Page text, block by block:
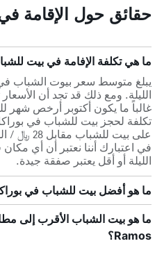
حقائق حول الإقامة
ما هي تكلفة الإفامة في بيت
الليلة. ومع ذلك قد تجد أن
غالباً ما يكون أكتوبر أرخص شهر
تكلفة لحجز بيت للشباب في
على بيت
الليلة أو أقل يعتبر صفقة جيدة.
ما هو أفضل بيت للشباب في
Ramos؟